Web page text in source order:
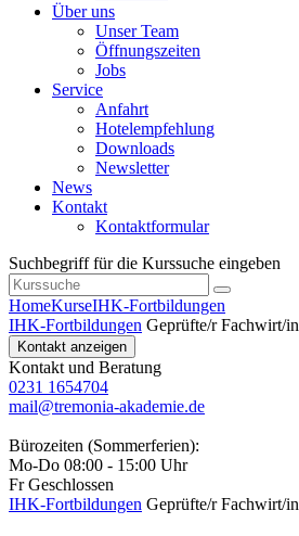
Über uns
Unser Team
Öffnungszeiten
Jobs
Service
Anfahrt
Hotelempfehlung
Downloads
Newsletter
News
Kontakt
Kontaktformular
Suchbegriff für die Kurssuche eingeben
HomeKurseIHK-Fortbildungen
IHK-Fortbildungen Geprüfte/r Fachwirt/in
Kontakt anzeigen
Kontakt und Beratung
0231 1654704
mail@tremonia-akademie.de
Bürozeiten (Sommerferien):
Mo-Do 08:00 - 15:00 Uhr
Fr Geschlossen
IHK-Fortbildungen Geprüfte/r Fachwirt/in